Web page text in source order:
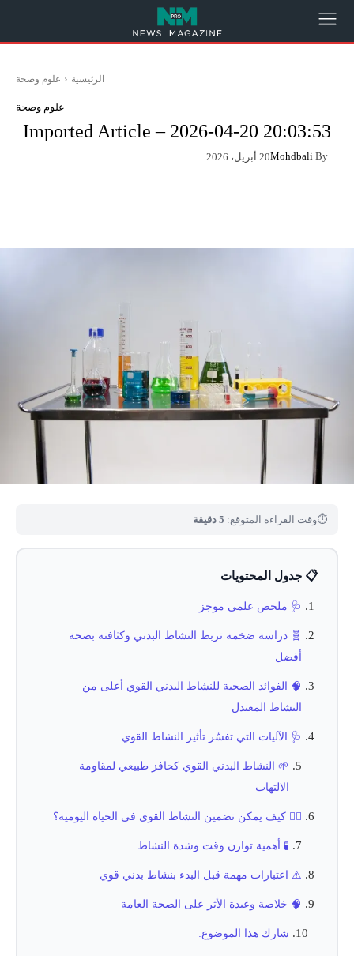
الرئيسية علوم وصحة
علوم وصحة
Imported Article – 2026-04-20 20:03:53
By
Mohdbali20 أبريل، 2026
⏱وقت القراءة المتوقع: 5 دقيقة
📋 جدول المحتويات
🩺 ملخص علمي موجز
🧬 دراسة ضخمة تربط النشاط البدني وكثافته بصحة
أفضل
🧠 الفوائد الصحية للنشاط البدني القوي أعلى من
النشاط المعتدل
🩺 الآليات التي تفسّر تأثير النشاط القوي
🌱 النشاط البدني القوي كحافز طبيعي لمقاومة
الالتهاب
🏃‍♂️ كيف يمكن تضمين النشاط القوي في الحياة اليومية؟
🧪 أهمية توازن وقت وشدة النشاط
⚠️ اعتبارات مهمة قبل البدء بنشاط بدني قوي
🧠 خلاصة وعيدة الأثر على الصحة العامة
شارك هذا الموضوع: